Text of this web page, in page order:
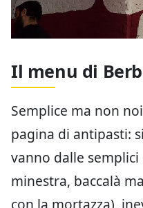
Il menu di
Semplice ma non
pagina di antipasti:
vanno dalle
minestra, baccalà
con la mortazza),